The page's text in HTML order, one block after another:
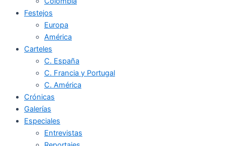
Festejos
Europa
América
Carteles
C. España
C. Francia y Portugal
C. América
Crónicas
Galerías
Especiales
Entrevistas